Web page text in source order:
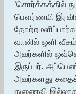
‘சொர்க்கத்தில்
பௌர்ணமி இரவில்
வானில் ஒளி
அவர்களில்
இருப்பர்.
அவர்களது
துணைவி இல்லாத